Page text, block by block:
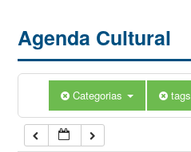
Agenda Cultural
Categorias tags